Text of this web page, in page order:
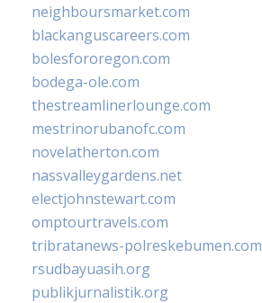
neighboursmarket.com
blackanguscareers.com
bolesfororegon.com
bodega-ole.com
thestreamlinerlounge.com
mestrinorubanofc.com
novelatherton.com
nassvalleygardens.net
electjohnstewart.com
omptourtravels.com
tribratanews-polreskebumen.com
rsudbayuasih.org
publikjurnalistik.org